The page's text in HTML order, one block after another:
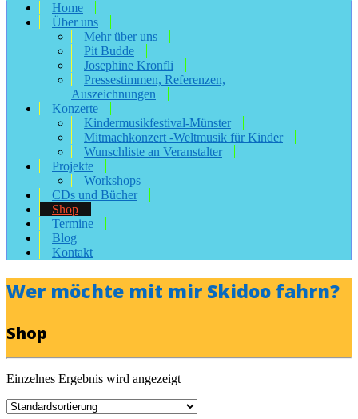
Home
Über uns
Mehr über uns
Pit Budde
Josephine Kronfli
Pressestimmen, Referenzen,
Auszeichnungen
Konzerte
Kindermusikfestival-Münster
Mitmachkonzert -Weltmusik für Kinder
Wunschliste an Veranstalter
Projekte
Workshops
CDs und Bücher
Shop
Termine
Blog
Kontakt
Wer möchte mit mir Skidoo fahrn?
Shop
Einzelnes Ergebnis wird angezeigt